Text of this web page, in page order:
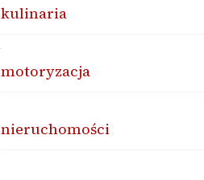
kulinaria
motoryzacja
nieruchomości